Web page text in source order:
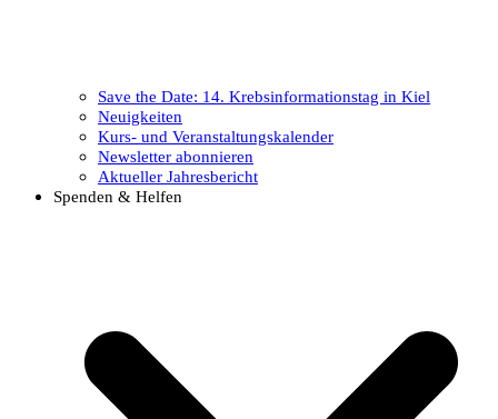
Save the Date: 14. Krebsinformationstag in Kiel
Neuigkeiten
Kurs- und Veranstaltungskalender
Newsletter abonnieren
Aktueller Jahresbericht
Spenden & Helfen